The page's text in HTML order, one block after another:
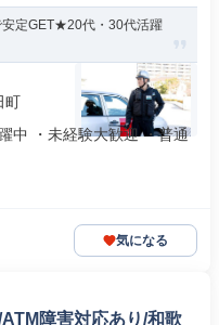
安定GET★20代・30代活躍
町
中 ・未経験大歓迎 ・普通
気になる
障害対応あり/和歌